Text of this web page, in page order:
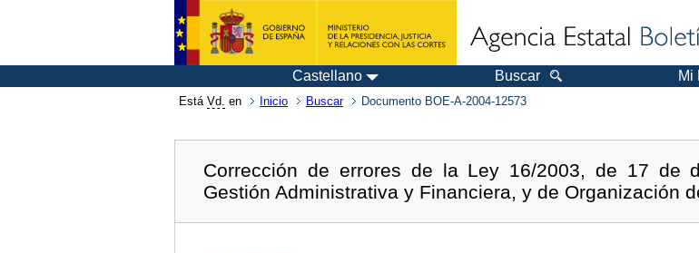
Castellano Buscar Mi
Está Vd. en Inicio Buscar Documento BOE-A-2004-12573
Corrección de errores de la Ley 16/2003, de 17 de
Gestión Administrativa y Financiera, y de Organización